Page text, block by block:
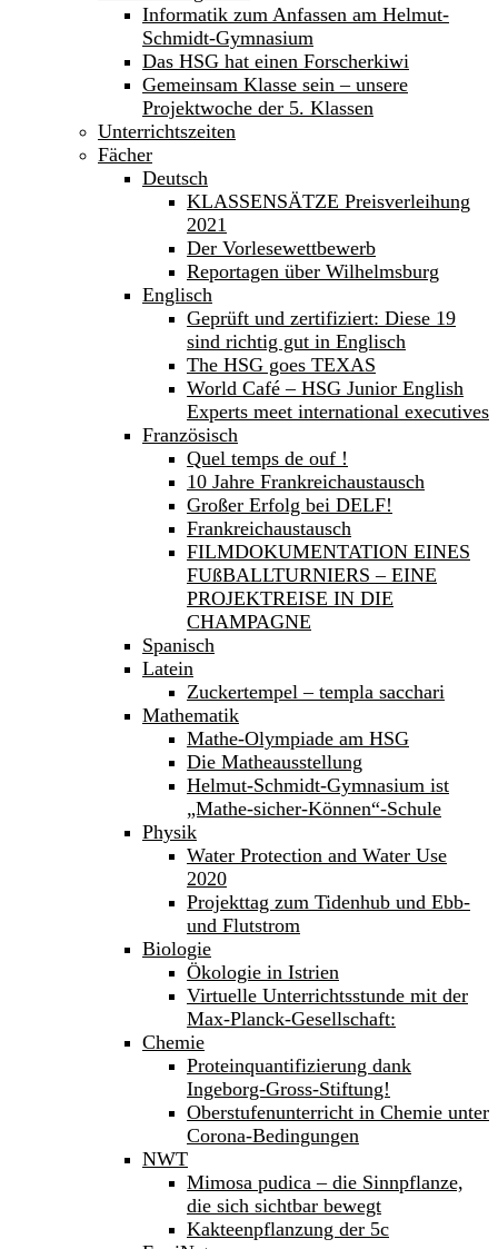
Informatik zum Anfassen am Helmut-
Schmidt-Gymnasium
Das HSG hat einen Forscherkiwi
Gemeinsam Klasse sein – unsere
Projektwoche der 5. Klassen
Unterrichtszeiten
Fächer
Deutsch
KLASSENSÄTZE Preisverleihung
2021
Der Vorlesewettbewerb
Reportagen über Wilhelmsburg
Englisch
Geprüft und zertifiziert: Diese 19
sind richtig gut in Englisch
The HSG goes TEXAS
World Café – HSG Junior English
Experts meet international executives
Französisch
Quel temps de ouf !
10 Jahre Frankreichaustausch
Großer Erfolg bei DELF!
Frankreichaustausch
FILMDOKUMENTATION EINES
FUßBALLTURNIERS – EINE
PROJEKTREISE IN DIE
CHAMPAGNE
Spanisch
Latein
Zuckertempel – templa sacchari
Mathematik
Mathe-Olympiade am HSG
Die Matheausstellung
Helmut-Schmidt-Gymnasium ist
„Mathe-sicher-Können“-Schule
Physik
Water Protection and Water Use
2020
Projekttag zum Tidenhub und Ebb-
und Flutstrom
Biologie
Ökologie in Istrien
Virtuelle Unterrichtsstunde mit der
Max-Planck-Gesellschaft:
Chemie
Proteinquantifizierung dank
Ingeborg-Gross-Stiftung!
Oberstufenunterricht in Chemie unter
Corona-Bedingungen
NWT
Mimosa pudica – die Sinnpflanze,
die sich sichtbar bewegt
Kakteenpflanzung der 5c